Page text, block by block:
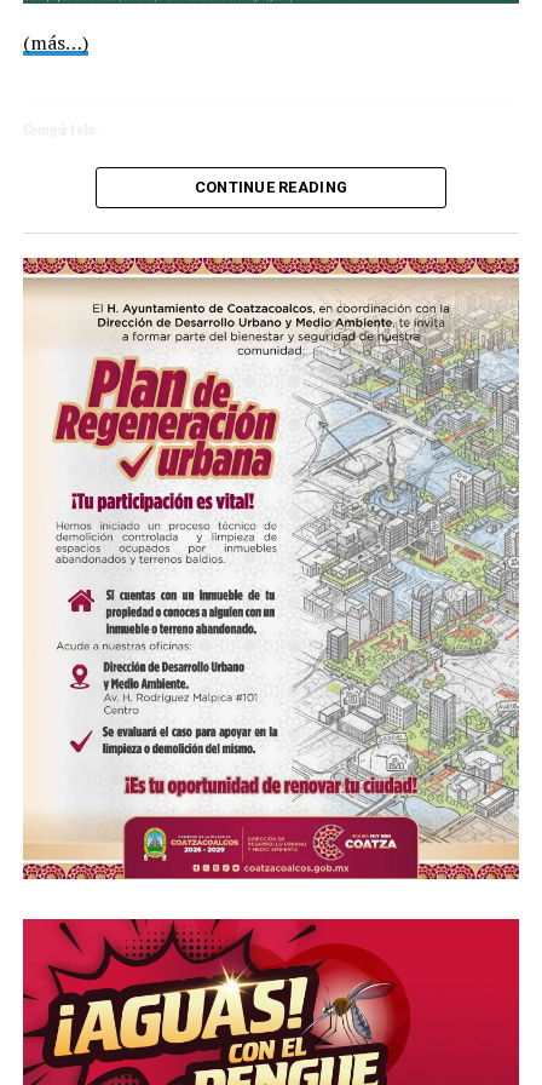
de
00:00 00:19
Compártelo:
Me gusta esto:
(más…)
Me gusta esto:
COMPARTE ESTA INFORMACIÓN
CONTINUE READING